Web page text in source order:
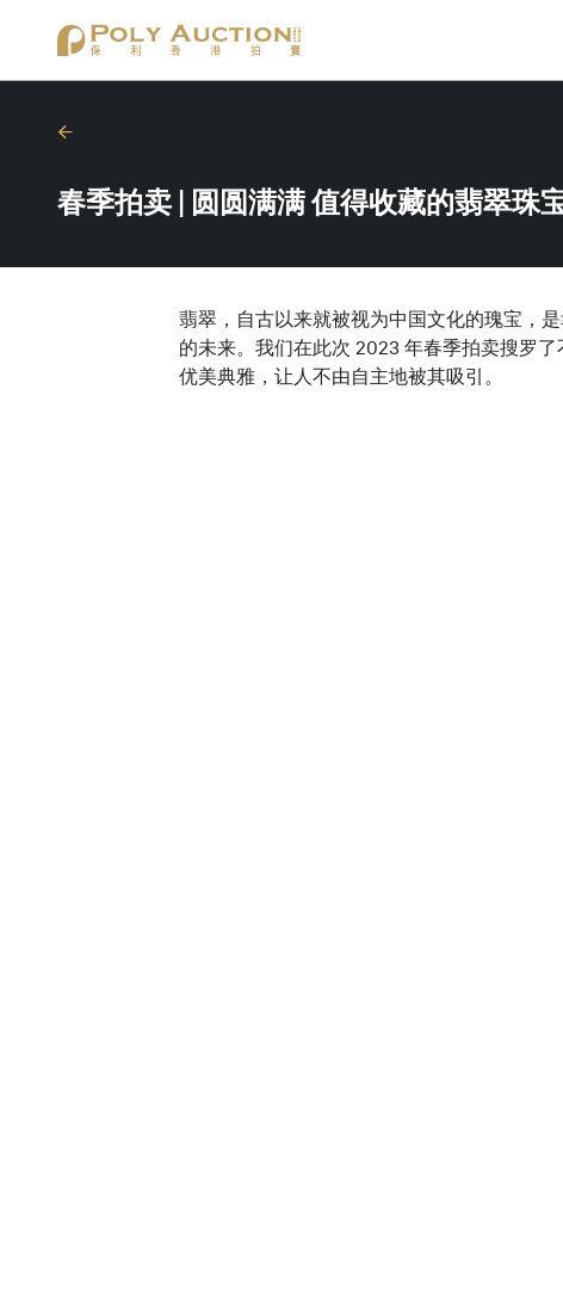
春季拍卖 | 圆圆满满 值得收藏的翡翠珠
翡翠，自古以来就被视为中国文化的瑰宝，
的未来。我们在此次 2023 年春季拍卖搜罗
优美典雅，让人不由自主地被其吸引。